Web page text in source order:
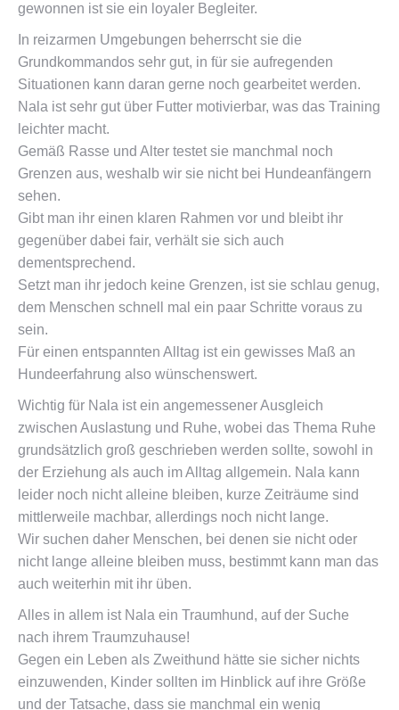
gewonnen ist sie ein loyaler Begleiter.
In reizarmen Umgebungen beherrscht sie die
Grundkommandos sehr gut, in für sie aufregenden
Situationen kann daran gerne noch gearbeitet werden.
Nala ist sehr gut über Futter motivierbar, was das Training
leichter macht.
Gemäß Rasse und Alter testet sie manchmal noch
Grenzen aus, weshalb wir sie nicht bei Hundeanfängern
sehen.
Gibt man ihr einen klaren Rahmen vor und bleibt ihr
gegenüber dabei fair, verhält sie sich auch
dementsprechend.
Setzt man ihr jedoch keine Grenzen, ist sie schlau genug,
dem Menschen schnell mal ein paar Schritte voraus zu
sein.
Für einen entspannten Alltag ist ein gewisses Maß an
Hundeerfahrung also wünschenswert.
Wichtig für Nala ist ein angemessener Ausgleich
zwischen Auslastung und Ruhe, wobei das Thema Ruhe
grundsätzlich groß geschrieben werden sollte, sowohl in
der Erziehung als auch im Alltag allgemein. Nala kann
leider noch nicht alleine bleiben, kurze Zeiträume sind
mittlerweile machbar, allerdings noch nicht lange.
Wir suchen daher Menschen, bei denen sie nicht oder
nicht lange alleine bleiben muss, bestimmt kann man das
auch weiterhin mit ihr üben.
Alles in allem ist Nala ein Traumhund, auf der Suche
nach ihrem Traumzuhause!
Gegen ein Leben als Zweithund hätte sie sicher nichts
einzuwenden, Kinder sollten im Hinblick auf ihre Größe
und der Tatsache, dass sie manchmal ein wenig